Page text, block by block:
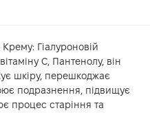
Гіалуроновій
С, Пантенолу, він
шкіру, перешкоджає
подразнення, підвищує
процес старіння та